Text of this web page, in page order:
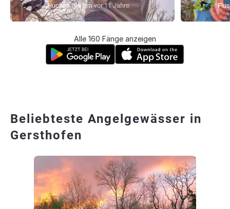
Huchen 96 cm vor 11 Jahre
Alle 160 Fänge anzeigen
Beliebteste Angelgewässer in
Gersthofen